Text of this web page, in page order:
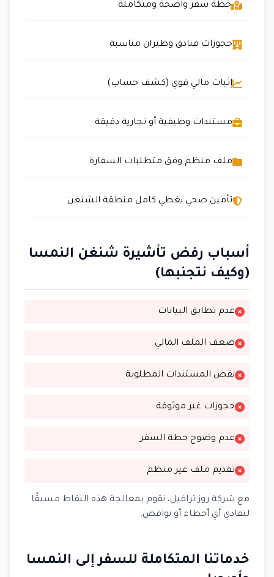
خطة سفر واضحة ومتكاملة
حجوزات فنادق وطيران مناسبة
إثبات مالي قوي (كشف حساب)
مستندات وظيفية أو تجارية دقيقة
ملف منظم وفق متطلبات السفارة
تأمين صحي يغطي كامل منطقة الشنغن
أسباب رفض تأشيرة شنغن النمسا
(وكيف نتجنبها)
عدم تطابق البيانات
ضعف الملف المالي
نقص المستندات المطلوبة
حجوزات غير موثوقة
عدم وضوح خطة السفر
تقديم ملف غير منظم
مع شركة روز ترافيل، نقوم بمعالجة هذه النقاط مسبقًا
لتفادي أي أخطاء أو نواقص.
خدماتنا المتكاملة للسفر إلى النمسا